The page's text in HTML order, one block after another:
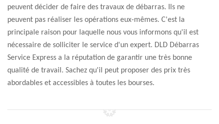
peuvent décider de faire des travaux de débarras. Ils ne
peuvent pas réaliser les opérations eux-mêmes. C'est la
principale raison pour laquelle nous vous informons qu'il est
nécessaire de solliciter le service d'un expert. DLD Débarras
Service Express a la réputation de garantir une très bonne
qualité de travail. Sachez qu'il peut proposer des prix très
abordables et accessibles à toutes les bourses.